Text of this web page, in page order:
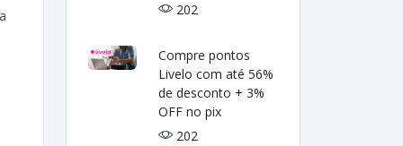
202
Compre pontos
Livelo com até 56%
de desconto + 3%
OFF no pix
202